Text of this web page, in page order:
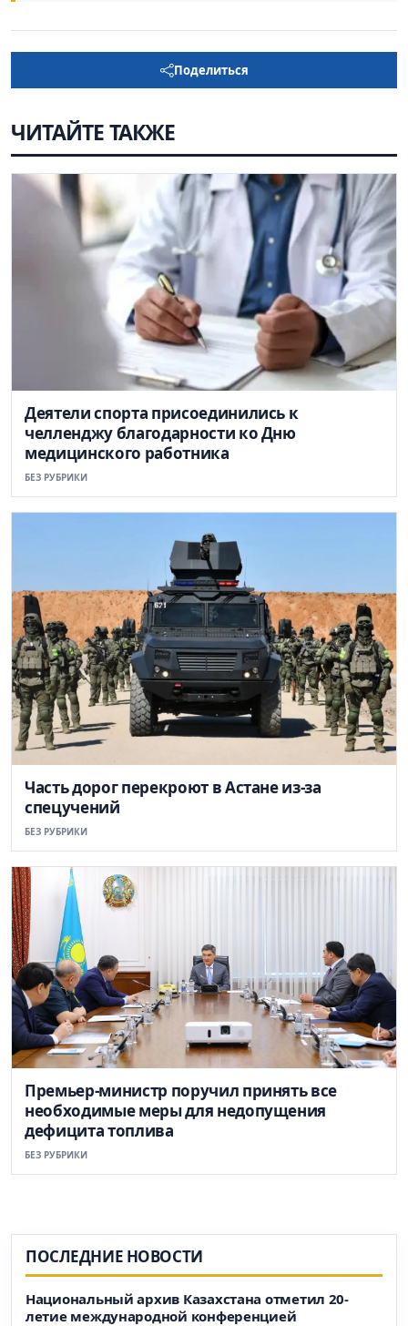
Поделиться
ЧИТАЙТЕ ТАКЖЕ
Деятели спорта присоединились к
челленджу благодарности ко Дню
медицинского работника
БЕЗ РУБРИКИ
Часть дорог перекроют в Астане из-за
спецучений
БЕЗ РУБРИКИ
Премьер-министр поручил принять все
необходимые меры для недопущения
дефицита топлива
БЕЗ РУБРИКИ
ПОСЛЕДНИЕ НОВОСТИ
Национальный архив Казахстана отметил 20-
летие международной конференцией